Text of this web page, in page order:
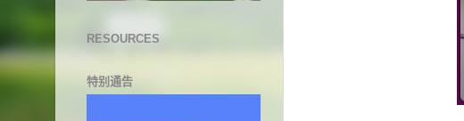
RESOURCES
特别通告